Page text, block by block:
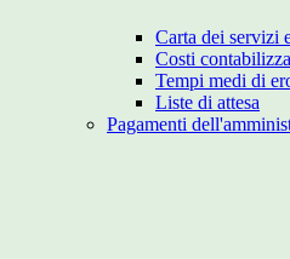
Carta dei servizi
Costi
Tempi medi di
Liste di attesa
Pagamenti